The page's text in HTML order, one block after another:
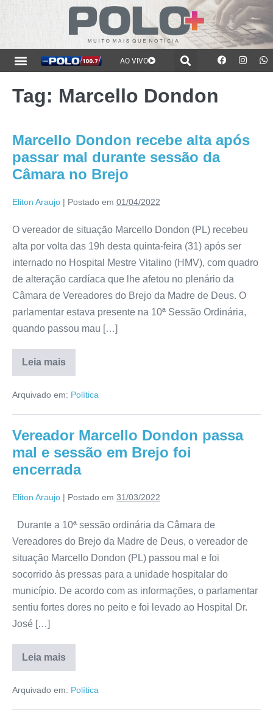
AO VIVO
Tag: Marcello Dondon
Marcello Dondon recebe alta após
passar mal durante sessão da
Câmara no Brejo
Eliton Araujo | Postado em 01/04/2022
O vereador de situação Marcello Dondon (PL) recebeu
alta por volta das 19h desta quinta-feira (31) após ser
internado no Hospital Mestre Vitalino (HMV), com quadro
de alteração cardíaca que lhe afetou no plenário da
Câmara de Vereadores do Brejo da Madre de Deus. O
parlamentar estava presente na 10ª Sessão Ordinária,
quando passou mau […]
Leia mais
Arquivado em: Política
Vereador Marcello Dondon passa
mal e sessão em Brejo foi
encerrada
Eliton Araujo | Postado em 31/03/2022
Durante a 10ª sessão ordinária da Câmara de
Vereadores do Brejo da Madre de Deus, o vereador de
situação Marcello Dondon (PL) passou mal e foi
socorrido às pressas para a unidade hospitalar do
município. De acordo com as informações, o parlamentar
sentiu fortes dores no peito e foi levado ao Hospital Dr.
José […]
Leia mais
Arquivado em: Política